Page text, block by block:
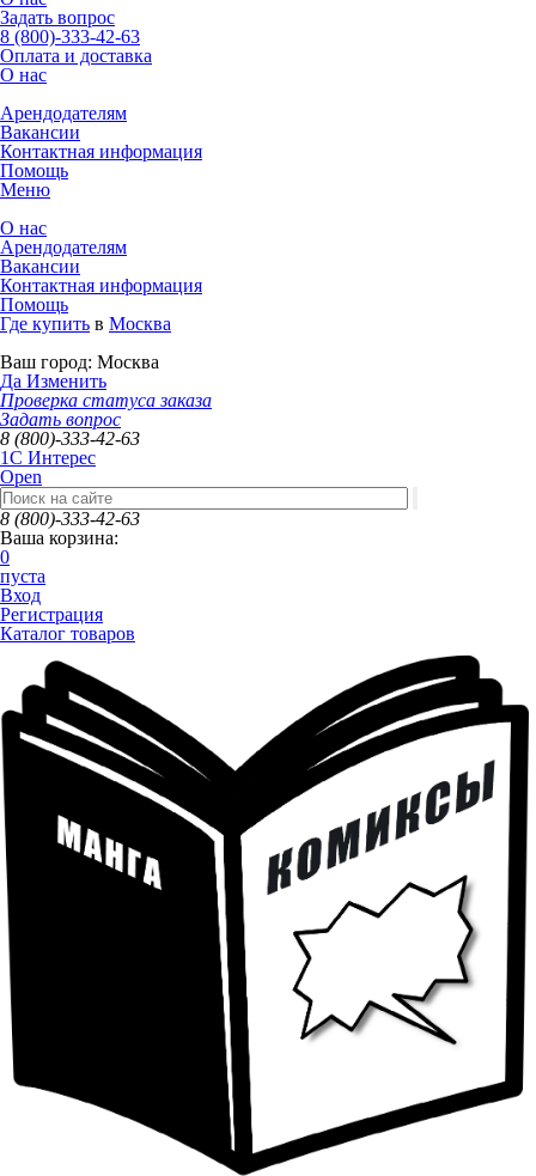
Задать вопрос
8 (800)-333-42-63
Оплата и доставка
О нас
Арендодателям
Вакансии
Контактная информация
Помощь
Меню
О нас
Арендодателям
Вакансии
Контактная информация
Помощь
Где купить в Москва
Ваш город: Москва
Да Изменить
Проверка статуса заказа
Задать вопрос
8 (800)-333-42-63
1C Интерес
Open
8 (800)-333-42-63
Ваша корзина:
0
пуста
Вход
Регистрация
Каталог товаров